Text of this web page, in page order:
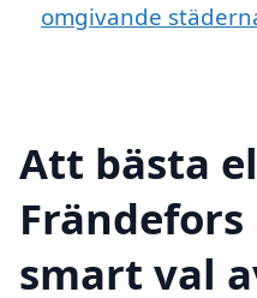
omgivande
Att bästa
smart val